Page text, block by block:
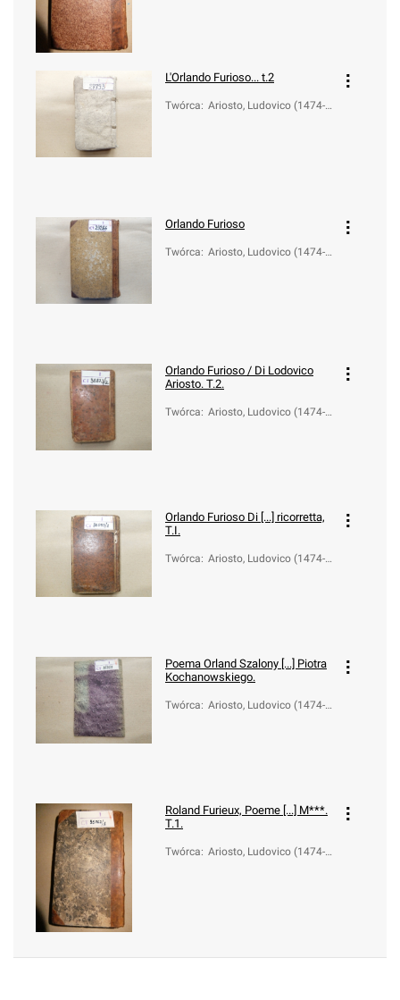
L'Orlando Furioso... t.2
Twórca: Ariosto, Ludovico (1474-1
Orlando Furioso
Twórca: Ariosto, Ludovico (1474-1
Orlando Furioso / Di Lodovico
Ariosto. T.2.
Twórca: Ariosto, Ludovico (1474-1
Orlando Furioso Di [...] ricorretta,
T.I.
Twórca: Ariosto, Ludovico (1474-1
Poema Orland Szalony [...] Piotra
Kochanowskiego.
Twórca: Ariosto, Ludovico (1474-1
Roland Furieux, Poeme [...] M***.
T.1.
Twórca: Ariosto, Ludovico (1474-1